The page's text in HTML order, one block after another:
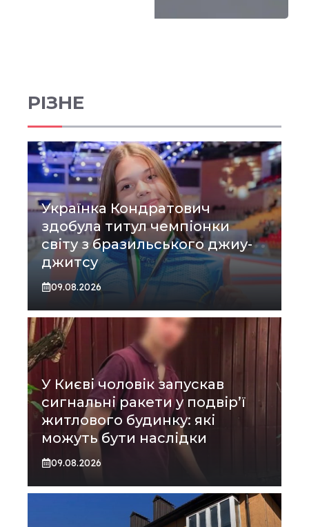
РІЗНЕ
Українка Кондратович
здобула титул чемпіонки
світу з бразильського джиу-
джитсу
09.08.2026
У Києві чоловік запускав
сигнальні ракети у подвір’ї
житлового будинку: які
можуть бути наслідки
09.08.2026